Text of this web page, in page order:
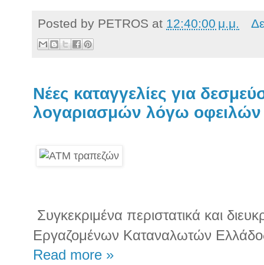
Posted by PETROS at 12:40:00 μ.μ.
Νέες καταγγελίες για
λογαριασμών λόγω οφειλών
Συγκεκριμένα περιστατικά και
Εργαζομένων Καταναλωτών
Read more »